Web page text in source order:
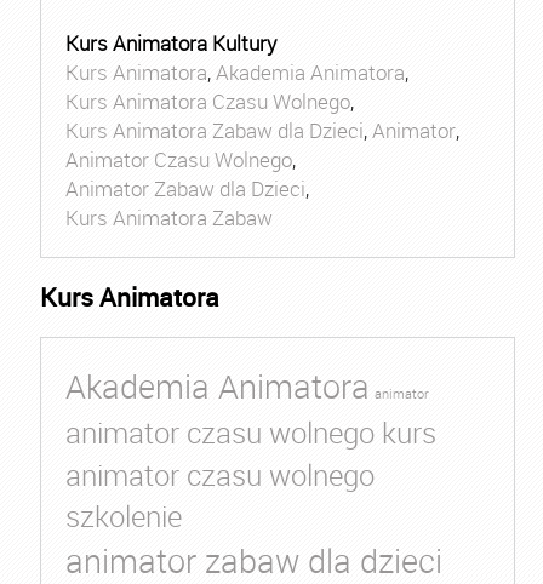
Kurs Animatora Kultury
Kurs Animatora,Akademia Animatora,
Kurs Animatora Czasu Wolnego,
Kurs Animatora Zabaw dla Dzieci,Animator,
Animator Czasu Wolnego,
Animator Zabaw dla Dzieci,
Kurs Animatora Zabaw
Kurs Animatora
Akademia Animatora animator
animator czasu wolnego kurs
animator czasu wolnego
szkolenie
animator zabaw dla dzieci